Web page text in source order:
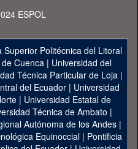
ESPOL
Superior Politécnica del Litoral
Cuenca| Universidad del
Técnica Particular de Loja|
del Ecuador| Universidad
| Universidad Estatal de
Técnica de Ambato |
Autónoma de los Andes|
Equinoccial| Pontificia